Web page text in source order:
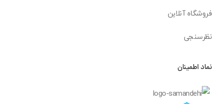
فروشگاه آنلاین
نظرسنجی
نماد اطمینان